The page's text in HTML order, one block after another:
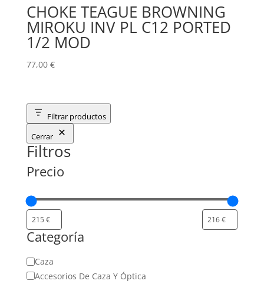
CHOKE TEAGUE BROWNING
MIROKU INV PL C12 PORTED
1/2 MOD
77,00 €
Filtrar productos
Cerrar
Filtros
Precio
Categoría
Categoría
Caza
Accesorios De Caza Y Óptica